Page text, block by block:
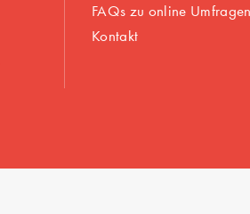
FAQs zu online Umfragen
Kontakt